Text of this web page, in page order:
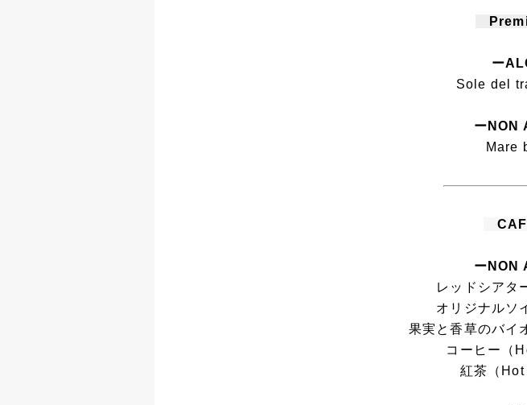
ー
Sole del
ーNON
Mare
ーNON
レッドシアタ
オリジナルソ
果実と香草のバイ
コーヒー（
紅茶（